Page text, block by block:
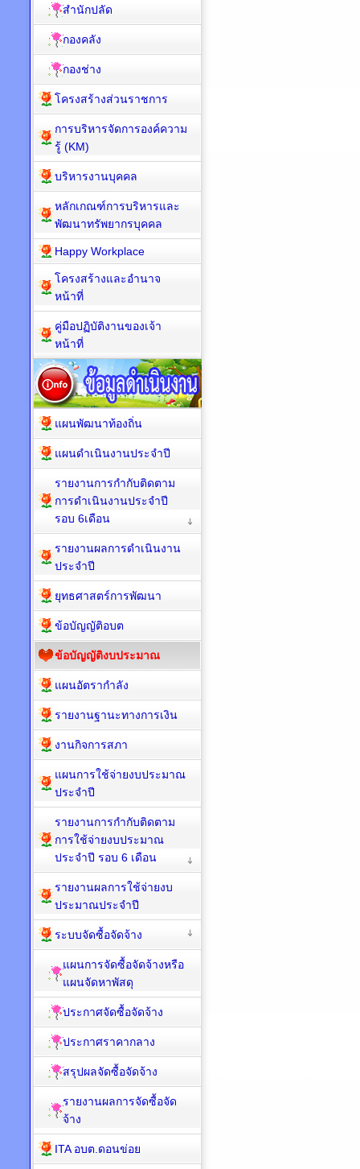
สำนักปลัด
กองคลัง
กองช่าง
โครงสร้างส่วนราชการ
การบริหารจัดการองค์ความ
รู้ (KM)
บริหารงานบุคคล
หลักเกณฑ์การบริหารและ
พัฒนาทรัพยากรบุคคล
Happy Workplace
โครงสร้างและอำนาจ
หน้าที่
คู่มือปฏิบัติงานของเจ้า
หน้าที่
แผนพัฒนาท้องถิ่น
แผนดำเนินงานประจำปี
รายงานการกำกับติดตาม
การดำเนินงานประจำปี
รอบ 6เดือน
รายงานผลการดำเนินงาน
ประจำปี
ยุทธศาสตร์การพัฒนา
ข้อบัญญัติอบต
ข้อบัญญัติงบประมาณ
แผนอัตรากำลัง
รายงานฐานะทางการเงิน
งานกิจการสภา
แผนการใช้จ่ายงบประมาณ
ประจำปี
รายงานการกำกับติดตาม
การใช้จ่ายงบประมาณ
ประจำปี รอบ 6 เดือน
รายงานผลการใช้จ่ายงบ
ประมาณประจำปี
ระบบจัดซื้อจัดจ้าง
แผนการจัดซื้อจัดจ้างหรือ
แผนจัดหาพัสดุ
ประกาศจัดซื้อจัดจ้าง
ประกาศราคากลาง
สรุปผลจัดซื้อจัดจ้าง
รายงานผลการจัดซื้อจัด
จ้าง
ITA อบต.ดอนข่อย